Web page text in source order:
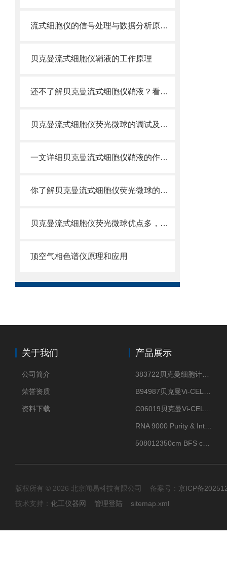
流式细胞仪的信号处理与数据分析原理分析
贝克曼流式细胞仪鞘液的工作原理
还不了解贝克曼流式细胞仪鞘液？看这里就对了！
贝克曼流式细胞仪荧光微球的调试及使用
一文详细贝克曼流式细胞仪鞘液的作用原理
你了解贝克曼流式细胞仪荧光微球的制备之怎样的吗
贝克曼流式细胞仪荧光微球优点多，实用效果好
顶空气相色谱仪原理和应用
关于我们
公司简介
荣誉资质
资料下载
产品展示
版权所有 © 2026 北京闻易科技有限公司 备案号： 京ICP备
技术支持： 化工仪器网 管理登陆 sitemap.xml